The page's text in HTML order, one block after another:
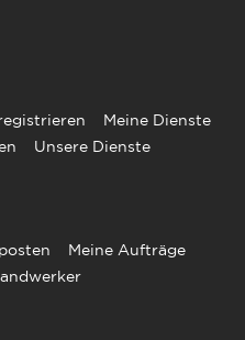
Meine Dienste
Unsere Dienste
Meine Aufträge